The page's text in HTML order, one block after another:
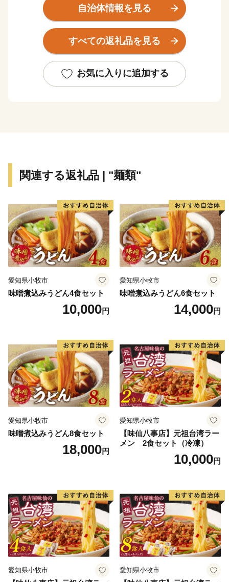
産地ならではの味である焼酎やさつま揚げなど美味し
い“食”の宝庫です。
伝統の技を受け継ぎ、高い技術で生み出された薩摩切
また、南の交流拠点都市として各種都市機能が集積して
◆お礼の品について◆
・鹿児島市に寄附をしていただいた方を対象に、お礼の
品をお送りします。
（鹿児島市内にお住まいの方にはお礼の品はお送りし
ていません。予めご了承ください。）
・お礼の品は、寄附の入金確認後、おおむね１か月以内
にお届けいたします。
（入金方法がクレジットカード決済以外の方は、１か
・県外にお住まいで、年2,000円以上の寄附をお寄せい
ただいた方に、鹿児島県内の観光・文化施設(仙巌園、
水族館、いおワールド かごしま水族館など約60施設)等
において入館料等の割引が受けられる「かごしま応援者
証」を発行しています。
※ご希望の方は、ご連絡をお願いいたします。
◆ワンストップ特例申請書◆
申請書を受領書と一緒にお送りします。
必要情報を記載の上、返送してください。
【ワンストップ特例申請書送付先】
〒897-0006
住所:鹿児島県南さつま市加世田本町41-7
※鹿児島市では、ワンストップ特例申請受付を外部委託
自治体情報を見る
すべての返礼品を見る
お気に入りに追加する
関連する返礼品 | "麺類"
愛知県小牧市
味噌煮込みうどん4食セット
10,000円
愛知県小牧市
味噌煮込みうどん6食セット
14,000円
愛知県小牧市
味噌煮込みうどん8食セット
18,000円
愛知県小牧市
【味仙八事店】元祖台湾ラー
メン 2食セット（冷凍）
10,000円
愛知県小牧市 愛知県小牧市